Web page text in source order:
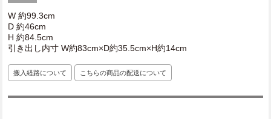
W 約99.3cm
D 約46cm
H 約84.5cm
引き出し内寸 W約83cm×D約35.5cm×H約14cm
搬入経路について こちらの商品の配送について